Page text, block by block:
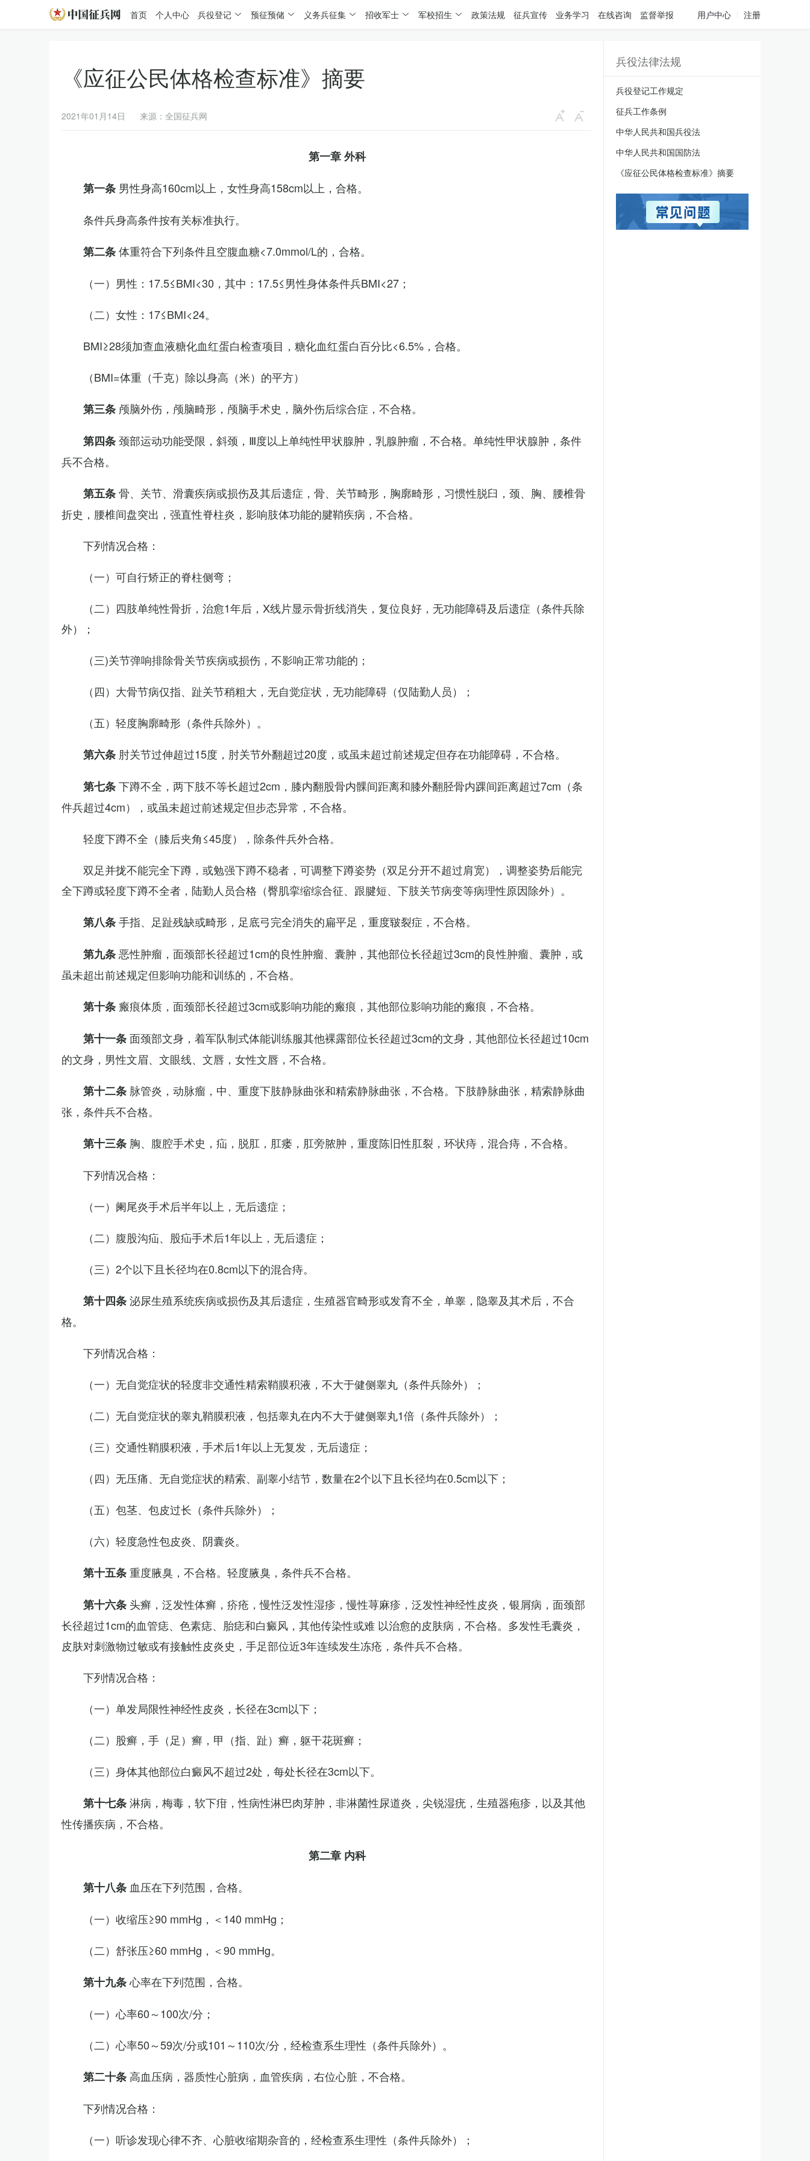
首页 个人中心 兵役登记 预征预储 义务兵征集 招收军士 军校招生 政策法规 征兵宣传 业务学习 在线咨询 监督举报 用户中心 注册
《应征公民体格检查标准》摘要
2021年01月14日 来源：全国征兵网
第一章 外科
第一条 男性身高160cm以上，女性身高158cm以上，合格。
条件兵身高条件按有关标准执行。
第二条体重符合下列条件且空腹血糖<7.0mmol/L的，合格。
（一）男性：17.5≤BMI<30，其中：17.5≤男性身体条件兵BMI<27；
（二）女性：17≤BMI<24。
BMI≥28须加查血液糖化血红蛋白检查项目，糖化血红蛋白百分比<6.5%，合格。
（BMI=体重（千克）除以身高（米）的平方）
第三条 颅脑外伤，颅脑畸形，颅脑手术史，脑外伤后综合症，不合格。
第四条颈部运动功能受限，斜颈，Ⅲ度以上单纯性甲状腺肿，乳腺肿瘤，不合格。单纯性甲状腺肿，条件
兵不合格。
第五条骨、关节、滑囊疾病或损伤及其后遗症，骨、关节畸形，胸廓畸形，习惯性脱臼，颈、胸、腰椎骨
折史，腰椎间盘突出，强直性脊柱炎，影响肢体功能的腱鞘疾病，不合格。
下列情况合格：
（一）可自行矫正的脊柱侧弯；
（二）四肢单纯性骨折，治愈1年后，X线片显示骨折线消失，复位良好，无功能障碍及后遗症（条件兵除
外）；
（三)关节弹响排除骨关节疾病或损伤，不影响正常功能的；
（四）大骨节病仅指、趾关节稍粗大，无自觉症状，无功能障碍（仅陆勤人员）；
（五）轻度胸廓畸形（条件兵除外）。
第六条 肘关节过伸超过15度，肘关节外翻超过20度，或虽未超过前述规定但存在功能障碍，不合格。
第七条下蹲不全，两下肢不等长超过2cm，膝内翻股骨内髁间距离和膝外翻胫骨内踝间距离超过7cm（条
件兵超过4cm），或虽未超过前述规定但步态异常，不合格。
轻度下蹲不全（膝后夹角≤45度），除条件兵外合格。
双足并拢不能完全下蹲，或勉强下蹲不稳者，可调整下蹲姿势（双足分开不超过肩宽），调整姿势后能完
全下蹲或轻度下蹲不全者，陆勤人员合格（臀肌挛缩综合征、跟腱短、下肢关节病变等病理性原因除外）。
第八条手指、足趾残缺或畸形，足底弓完全消失的扁平足，重度皲裂症，不合格。
第九条恶性肿瘤，面颈部长径超过1cm的良性肿瘤、囊肿，其他部位长径超过3cm的良性肿瘤、囊肿，或
虽未超出前述规定但影响功能和训练的，不合格。
第十条 瘢痕体质，面颈部长径超过3cm或影响功能的瘢痕，其他部位影响功能的瘢痕，不合格。
第十一条面颈部文身，着军队制式体能训练服其他裸露部位长径超过3cm的文身，其他部位长径超过10cm
的文身，男性文眉、文眼线、文唇，女性文唇，不合格。
第十二条 脉管炎，动脉瘤，中、重度下肢静脉曲张和精索静脉曲张，不合格。下肢静脉曲张，精索静脉曲
张，条件兵不合格。
第十三条 胸、腹腔手术史，疝，脱肛，肛瘘，肛旁脓肿，重度陈旧性肛裂，环状痔，混合痔，不合格。
下列情况合格：
（一）阑尾炎手术后半年以上，无后遗症；
（二）腹股沟疝、股疝手术后1年以上，无后遗症；
（三）2个以下且长径均在0.8cm以下的混合痔。
第十四条泌尿生殖系统疾病或损伤及其后遗症，生殖器官畸形或发育不全，单睾，隐睾及其术后，不合
格。
下列情况合格：
（一）无自觉症状的轻度非交通性精索鞘膜积液，不大于健侧睾丸（条件兵除外）；
（二）无自觉症状的睾丸鞘膜积液，包括睾丸在内不大于健侧睾丸1倍（条件兵除外）；
（三）交通性鞘膜积液，手术后1年以上无复发，无后遗症；
（四）无压痛、无自觉症状的精索、副睾小结节，数量在2个以下且长径均在0.5cm以下；
（五）包茎、包皮过长（条件兵除外）；
（六）轻度急性包皮炎、阴囊炎。
第十五条重度腋臭，不合格。轻度腋臭，条件兵不合格。
第十六条 头癣，泛发性体癣，疥疮，慢性泛发性湿疹，慢性荨麻疹，泛发性神经性皮炎，银屑病，面颈部
长径超过1cm的血管痣、色素痣、胎痣和白癜风，其他传染性或难 以治愈的皮肤病，不合格。多发性毛囊炎，
皮肤对刺激物过敏或有接触性皮炎史，手足部位近3年连续发生冻疮，条件兵不合格。
下列情况合格：
（一）单发局限性神经性皮炎，长径在3cm以下；
（二）股癣，手（足）癣，甲（指、趾）癣，躯干花斑癣；
（三）身体其他部位白癜风不超过2处，每处长径在3cm以下。
第十七条淋病，梅毒，软下疳，性病性淋巴肉芽肿，非淋菌性尿道炎，尖锐湿疣，生殖器疱疹，以及其他
性传播疾病，不合格。
第二章 内科
第十八条 血压在下列范围，合格。
（一）收缩压≥90 mmHg，＜140 mmHg；
（二）舒张压≥60 mmHg，＜90 mmHg。
第十九条心率在下列范围，合格。
（一）心率60～100次/分；
（二）心率50～59次/分或101～110次/分，经检查系生理性（条件兵除外）。
第二十条 高血压病，器质性心脏病，血管疾病，右位心脏，不合格。
下列情况合格：
（一）听诊发现心律不齐、心脏收缩期杂音的，经检查系生理性（条件兵除外）；
兵役法律法规
兵役登记工作规定
征兵工作条例
中华人民共和国兵役法
中华人民共和国国防法
《应征公民体格检查标准》摘要